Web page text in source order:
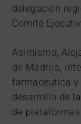
delegación
Comité
Asimismo,
de Madrija,
farmacéutica
desarrollo de
de